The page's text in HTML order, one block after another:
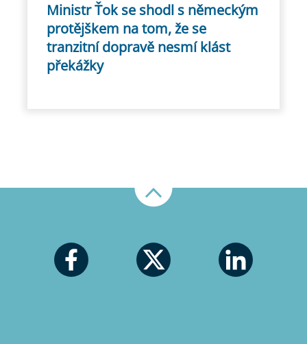
Ministr Ťok se shodl s německým
protějškem na tom, že se
tranzitní dopravě nesmí klást
překážky